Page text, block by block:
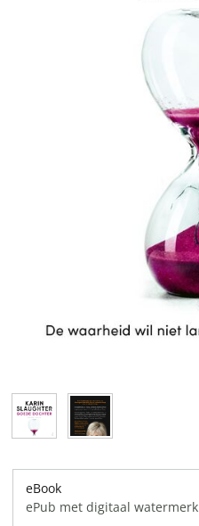
eBook
ePub met digitaal watermerk